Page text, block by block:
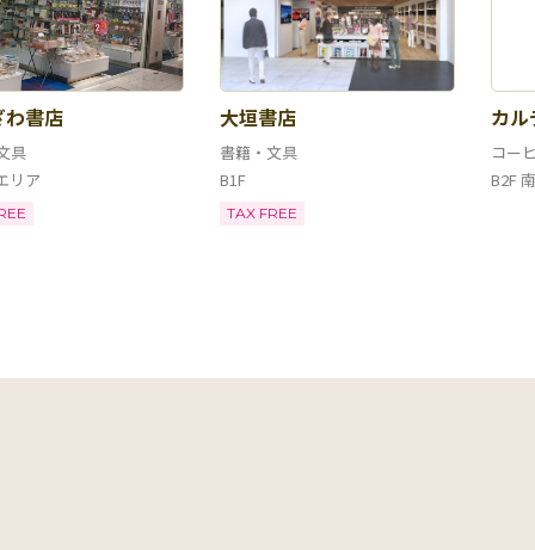
書店
具
リア
大垣書店
書籍・文具
B1F
TAX FREE
カ
コー
B2F